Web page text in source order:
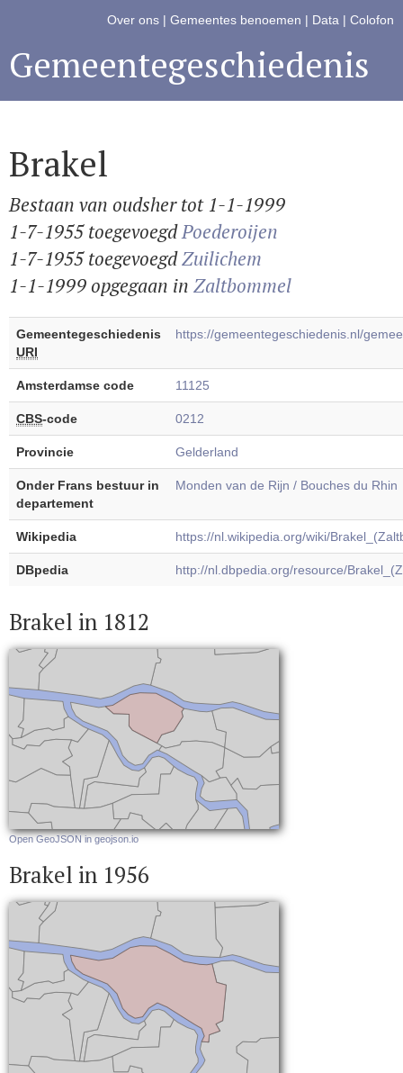
Over ons | Gemeentes benoemen | Data | Colofon
Gemeentegeschiedenis
Brakel
Bestaan van oudsher tot 1-1-1999
1-7-1955 toegevoegdPoederoijen
1-7-1955 toegevoegdZuilichem
1-1-1999 opgegaan in Zaltbommel
Gemeentegeschiedenis
URI
https://gemeentegeschiedenis.nl/
Amsterdamse code 11125
CBS-code 0212
Provincie Gelderland
Onder Frans bestuur in
departement
Monden van de Rijn / Bouches du Rhin
Wikipedia https://nl.wikipedia.org/wiki/
DBpedia http://nl.dbpedia.org/resource/
Brakel in 1812
Open GeoJSON in geojson.io
Brakel in 1956